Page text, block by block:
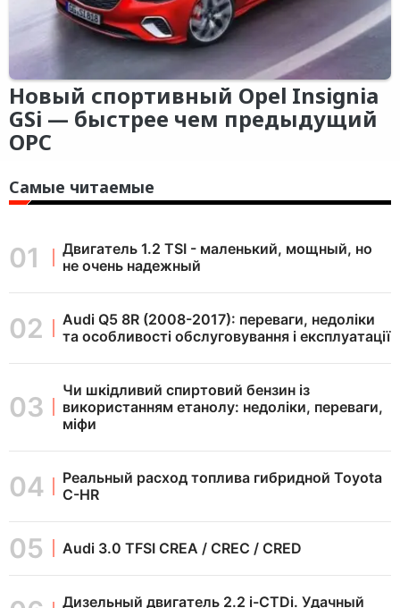
Новый спортивный Opel Insignia
GSi — быстрее чем предыдущий
OPC
Самые читаемые
Двигатель 1.2 TSI - маленький, мощный, но
не очень надежный
Audi Q5 8R (2008-2017): переваги, недоліки
та особливості обслуговування і експлуатації
Чи шкідливий спиртовий бензин із
використанням етанолу: недоліки, переваги,
міфи
Реальный расход топлива гибридной Toyota
C-HR
Audi 3.0 TFSI CREA / CREC / CRED
Дизельный двигатель 2.2 i-CTDi. Удачный